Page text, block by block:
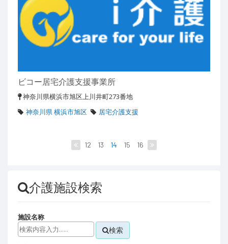
ビコー居宅介護支援事業所
神奈川県横浜市旭区上川井町273番地
神奈川県 横浜市旭区
居宅介護支援
12 13 14 15 16
介護施設検索
施設名称
検索